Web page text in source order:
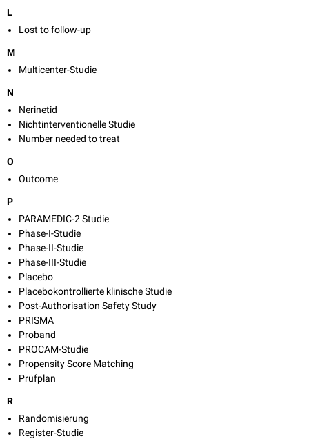
L
Lost to follow-up
M
Multicenter-Studie
N
Nerinetid
Nichtinterventionelle Studie
Number needed to treat
O
Outcome
P
PARAMEDIC-2 Studie
Phase-I-Studie
Phase-II-Studie
Phase-III-Studie
Placebo
Placebokontrollierte klinische Studie
Post-Authorisation Safety Study
PRISMA
Proband
PROCAM-Studie
Propensity Score Matching
Prüfplan
R
Randomisierung
Register-Studie